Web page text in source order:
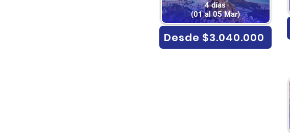
4 días
(01 al 05 Mar)
Desde $3.040.000